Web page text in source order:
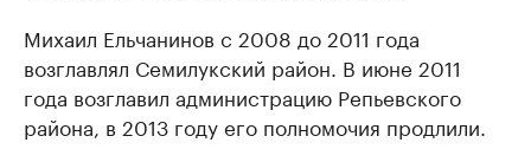
Михаил Ельчанинов с 2008 до 2011 года
возглавлял Семилукский район. В июне 2011
года возглавил администрацию Репьевского
района, в 2013 году его полномочия продлили.